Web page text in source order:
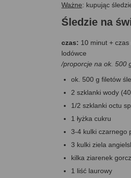
Ważne: kupując
Śledzie na
czas: 10 minut +
lodówce
/proporcje na ok. 500
ok. 500 g filetów
2 szklanki wody
1/2 szklanki octu
1 łyżka cukru
3-4 kulki czarnego
3 kulki ziela
kilka ziarenek
1 liść laurowy